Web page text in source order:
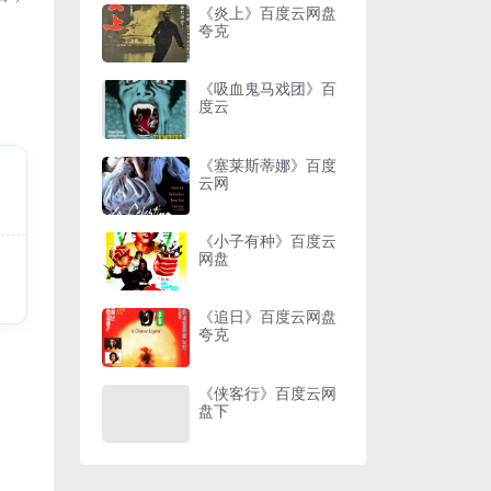
《炎上》百度云网盘
夸克
《吸血鬼马戏团》百
度云
《塞莱斯蒂娜》百度
云网
《小子有种》百度云
网盘
《追日》百度云网盘
夸克
《侠客行》百度云网
盘下